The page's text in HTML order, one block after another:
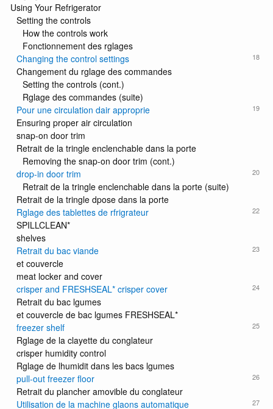
Using Your Refrigerator
Setting the controls
How the controls work
Fonctionnement des rglages
18
Changing the control settings
Changement du rglage des commandes
Setting the controls (cont.)
Rglage des commandes (suite)
19
Pour une circulation dair approprie
Ensuring proper air circulation
snap-on door trim
Retrait de la tringle enclenchable dans la porte
Removing the snap-on door trim (cont.)
20
drop-in door trim
Retrait de la tringle enclenchable dans la porte (suite)
Retrait de la tringle dpose dans la porte
22
Rglage des tablettes de rfrigrateur
SPILLCLEAN*
shelves
23
Retrait du bac viande
et couvercle
meat locker and cover
24
crisper and FRESHSEAL* crisper cover
Retrait du bac lgumes
et couvercle de bac lgumes FRESHSEAL*
25
freezer shelf
Rglage de la clayette du conglateur
crisper humidity control
Rglage de lhumidit dans les bacs lgumes
26
pull-out freezer floor
Retrait du plancher amovible du conglateur
27
Utilisation de la machine glaons automatique